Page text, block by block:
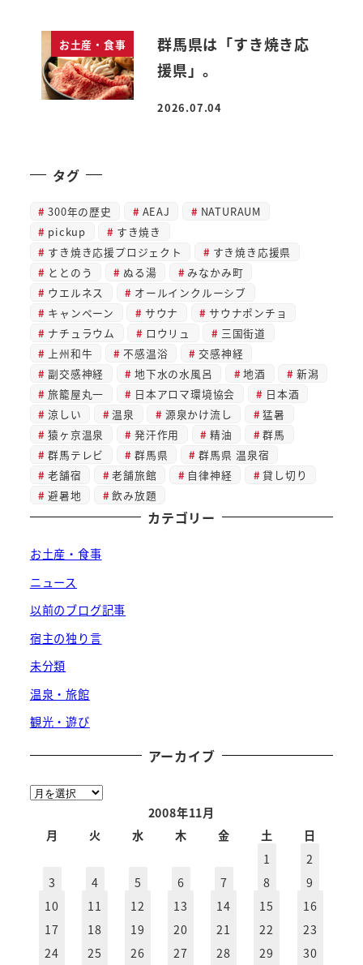
お土産・食事
群馬県は「すき焼き応
援県」。
投稿日
2026.07.04
タグ
300年の歴史 AEAJ
NATURAUM
pickup
すき焼き
すき焼き応援プロジェクト
すき焼き応援県
ととのう
ぬる湯
みなかみ町
ウエルネス
オールインクルーシブ
キャンペーン
サウナ
サウナポンチョ
ナチュラウム
ロウリュ
三国街道
上州和牛
不感温浴
交感神経
副交感神経
地下水の水風呂 地酒
新潟
旅籠屋丸一
日本アロマ環境協会
日本酒
涼しい
温泉 源泉かけ流し
猛暑
猿ヶ京温泉
発汗作用 精油
群馬
群馬テレビ
群馬県
群馬県 温泉宿
老舗宿
老舗旅館 自律神経
貸し切り
避暑地
飲み放題
カテゴリー
お土産・食事
ニュース
以前のブログ記事
宿主の独り言
未分類
温泉・旅館
観光・遊び
アーカイブ
ア
2008年11月
月
火 水 木 金 土
日
1
2
3
4 5 6 7 8
9
10
11 12 13 14 15
16
17
18 19 20 21 22
23
24
25 26 27 28 29 30